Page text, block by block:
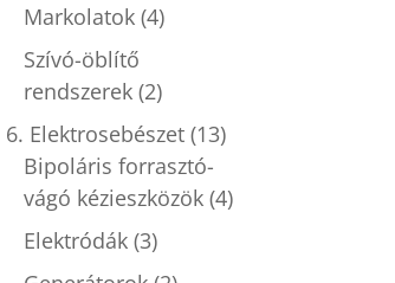
Markolatok (4)
Szívó-öblítő
rendszerek (2)
6. Elektrosebészet (13)
Bipoláris forrasztó-
vágó kézieszközök (4)
Elektródák (3)